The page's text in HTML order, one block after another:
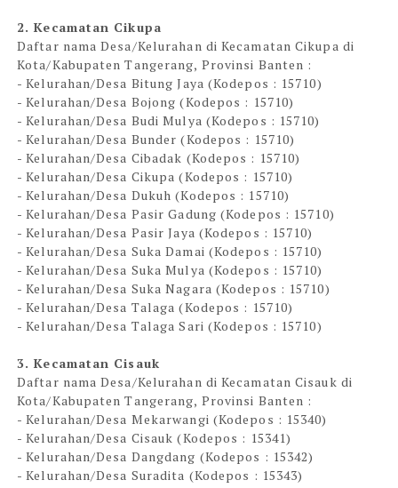
2. Kecamatan Cikupa
Daftar nama Desa/Kelurahan di Kecamatan Cikupa di
Kota/Kabupaten Tangerang, Provinsi Banten :
- Kelurahan/Desa Bitung Jaya (Kodepos : 15710)
- Kelurahan/Desa Bojong (Kodepos : 15710)
- Kelurahan/Desa Budi Mulya (Kodepos : 15710)
- Kelurahan/Desa Bunder (Kodepos : 15710)
- Kelurahan/Desa Cibadak (Kodepos : 15710)
- Kelurahan/Desa Cikupa (Kodepos : 15710)
- Kelurahan/Desa Dukuh (Kodepos : 15710)
- Kelurahan/Desa Pasir Gadung (Kodepos : 15710)
- Kelurahan/Desa Pasir Jaya (Kodepos : 15710)
- Kelurahan/Desa Suka Damai (Kodepos : 15710)
- Kelurahan/Desa Suka Mulya (Kodepos : 15710)
- Kelurahan/Desa Suka Nagara (Kodepos : 15710)
- Kelurahan/Desa Talaga (Kodepos : 15710)
- Kelurahan/Desa Talaga Sari (Kodepos : 15710)
3. Kecamatan Cisauk
Daftar nama Desa/Kelurahan di Kecamatan Cisauk di
Kota/Kabupaten Tangerang, Provinsi Banten :
- Kelurahan/Desa Mekarwangi (Kodepos : 15340)
- Kelurahan/Desa Cisauk (Kodepos : 15341)
- Kelurahan/Desa Dangdang (Kodepos : 15342)
- Kelurahan/Desa Suradita (Kodepos : 15343)